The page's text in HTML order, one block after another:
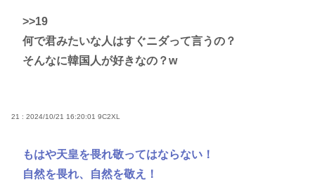
>>19
何で君みたいな人はすぐニダって言うの？
そんなに韓国人が好きなの？w
21 : 2024/10/21 16:20:01 9C2XL
もはや天皇を畏れ敬ってはならない！
自然を畏れ、自然を敬え！